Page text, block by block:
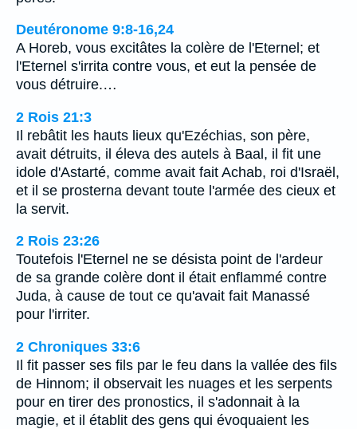
Deutéronome 9:8-16,24
A Horeb, vous excitâtes la colère de l'Eternel; et
l'Eternel s'irrita contre vous, et eut la pensée de
vous détruire.…
2 Rois 21:3
Il rebâtit les hauts lieux qu'Ezéchias, son père,
avait détruits, il éleva des autels à Baal, il fit une
idole d'Astarté, comme avait fait Achab, roi d'Israël,
et il se prosterna devant toute l'armée des cieux et
la servit.
2 Rois 23:26
Toutefois l'Eternel ne se désista point de l'ardeur
de sa grande colère dont il était enflammé contre
Juda, à cause de tout ce qu'avait fait Manassé
pour l'irriter.
2 Chroniques 33:6
Il fit passer ses fils par le feu dans la vallée des fils
de Hinnom; il observait les nuages et les serpents
pour en tirer des pronostics, il s'adonnait à la
magie, et il établit des gens qui évoquaient les